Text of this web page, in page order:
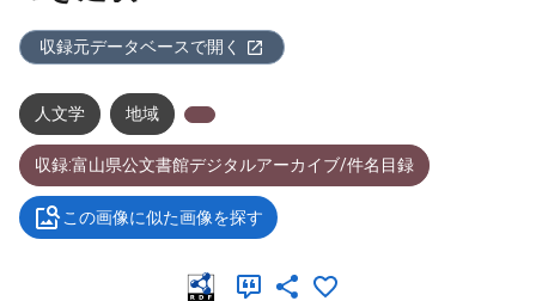
収録元データベースで開く
人文学 地域
収録:富山県公文書館デジタルアーカイブ/件名目録
この画像に似た画像を探す